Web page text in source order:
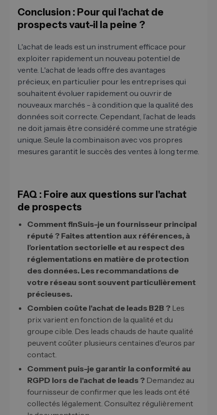
Conclusion : Pour qui l'achat de
prospects vaut-il la peine ?
L'achat de leads est un instrument efficace pour
exploiter rapidement un nouveau potentiel de
vente. L'achat de leads offre des avantages
précieux, en particulier pour les entreprises qui
souhaitent évoluer rapidement ou ouvrir de
nouveaux marchés - à condition que la qualité des
données soit correcte. Cependant, l’achat de leads
ne doit jamais être considéré comme une stratégie
unique. Seule la combinaison avec vos propres
mesures garantit le succès des ventes à long terme.
FAQ : Foire aux questions sur l'achat
de prospects
Comment finSuis-je un fournisseur principal
réputé ? Faites attention aux références, à
l’orientation sectorielle et au respect des
réglementations en matière de protection
des données. Les recommandations de
votre réseau sont souvent particulièrement
précieuses.
Combien coûte l'achat de leads B2B ? Les
prix varient en fonction de la qualité et du
groupe cible. Des leads chauds de haute qualité
peuvent coûter plusieurs centaines d'euros par
contact.
Comment puis-je garantir la conformité au
RGPD lors de l'achat de leads ? Demandez au
fournisseur de confirmer que les leads ont été
collectés légalement. Consultez régulièrement